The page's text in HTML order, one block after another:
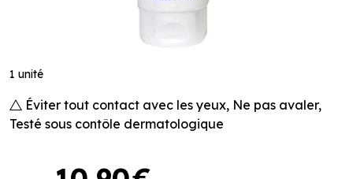
1 unité
Éviter tout contact avec les yeux, Ne pas avaler,
Testé sous contôle dermatologique